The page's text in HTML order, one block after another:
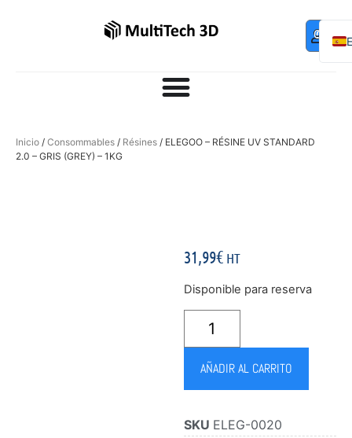
0,00€
Inicio / Consommables / Résines / ELEGOO – RÉSINE UV STANDARD
2.0 – GRIS (GREY) – 1KG
31,99€ HT
Disponible para reserva
AÑADIR AL CARRITO
SKU ELEG-0020